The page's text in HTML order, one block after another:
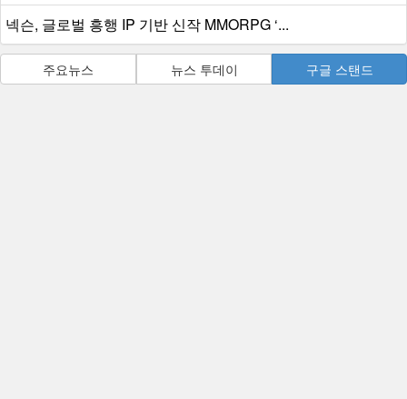
넥슨, 글로벌 흥행 IP 기반 신작 MMORPG ‘...
주요뉴스 뉴스 투데이 구글 스탠드